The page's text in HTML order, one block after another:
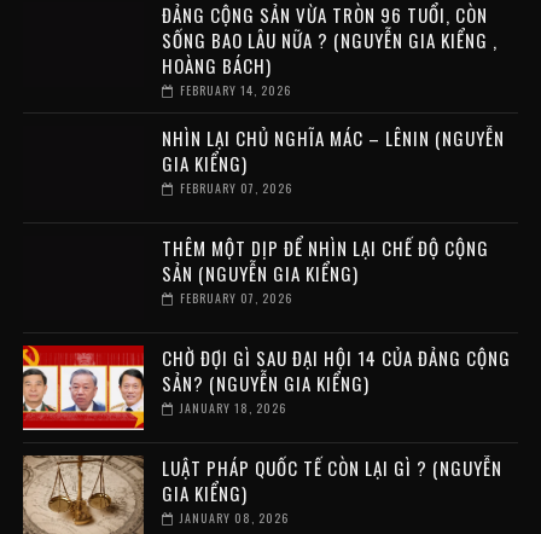
ĐẢNG CỘNG SẢN VỪA TRÒN 96 TUỔI, CÒN
SỐNG BAO LÂU NỮA ? (NGUYỄN GIA KIỂNG ,
HOÀNG BÁCH)
FEBRUARY 14, 2026
NHÌN LẠI CHỦ NGHĨA MÁC – LÊNIN (NGUYỄN
GIA KIỂNG)
FEBRUARY 07, 2026
THÊM MỘT DỊP ĐỂ NHÌN LẠI CHẾ ĐỘ CỘNG
SẢN (NGUYỄN GIA KIỂNG)
FEBRUARY 07, 2026
CHỜ ĐỢI GÌ SAU ĐẠI HỘI 14 CỦA ĐẢNG CỘNG
SẢN? (NGUYỄN GIA KIỂNG)
JANUARY 18, 2026
LUẬT PHÁP QUỐC TẾ CÒN LẠI GÌ ? (NGUYỄN
GIA KIỂNG)
JANUARY 08, 2026